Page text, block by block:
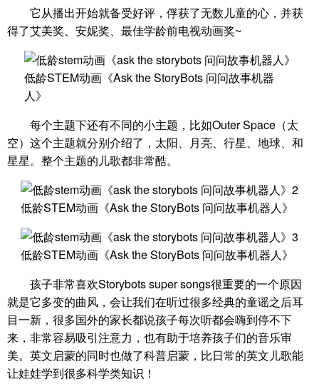
它从播出开始就备受好评，俘获了无数儿童的心，并获
得了艾美奖、安妮奖、最佳学龄前电视动画奖~
低龄STEM动画《Ask the StoryBots 问问故事机器
人》
每个主题下还有不同的小主题，比如Outer Space（太
空）这个主题就分别介绍了，太阳、月亮、行星、地球、和
星星。整个主题的儿歌都非常酷。
低龄STEM动画《Ask the StoryBots 问问故事机器人》
低龄STEM动画《Ask the StoryBots 问问故事机器人》
孩子非常喜欢Storybots super songs很重要的一个原因
就是它多变的曲风，会让我们在听过很多经典的童谣之后耳
目一新，很多国外的家长都说孩子每次听都会嗨到停不下
来，非常容易吸引注意力，也有助于培养孩子们的音乐审
美。英文启蒙的同时也做了科普启蒙，比日常的英文儿歌能
让娃娃学到很多科学类知识！